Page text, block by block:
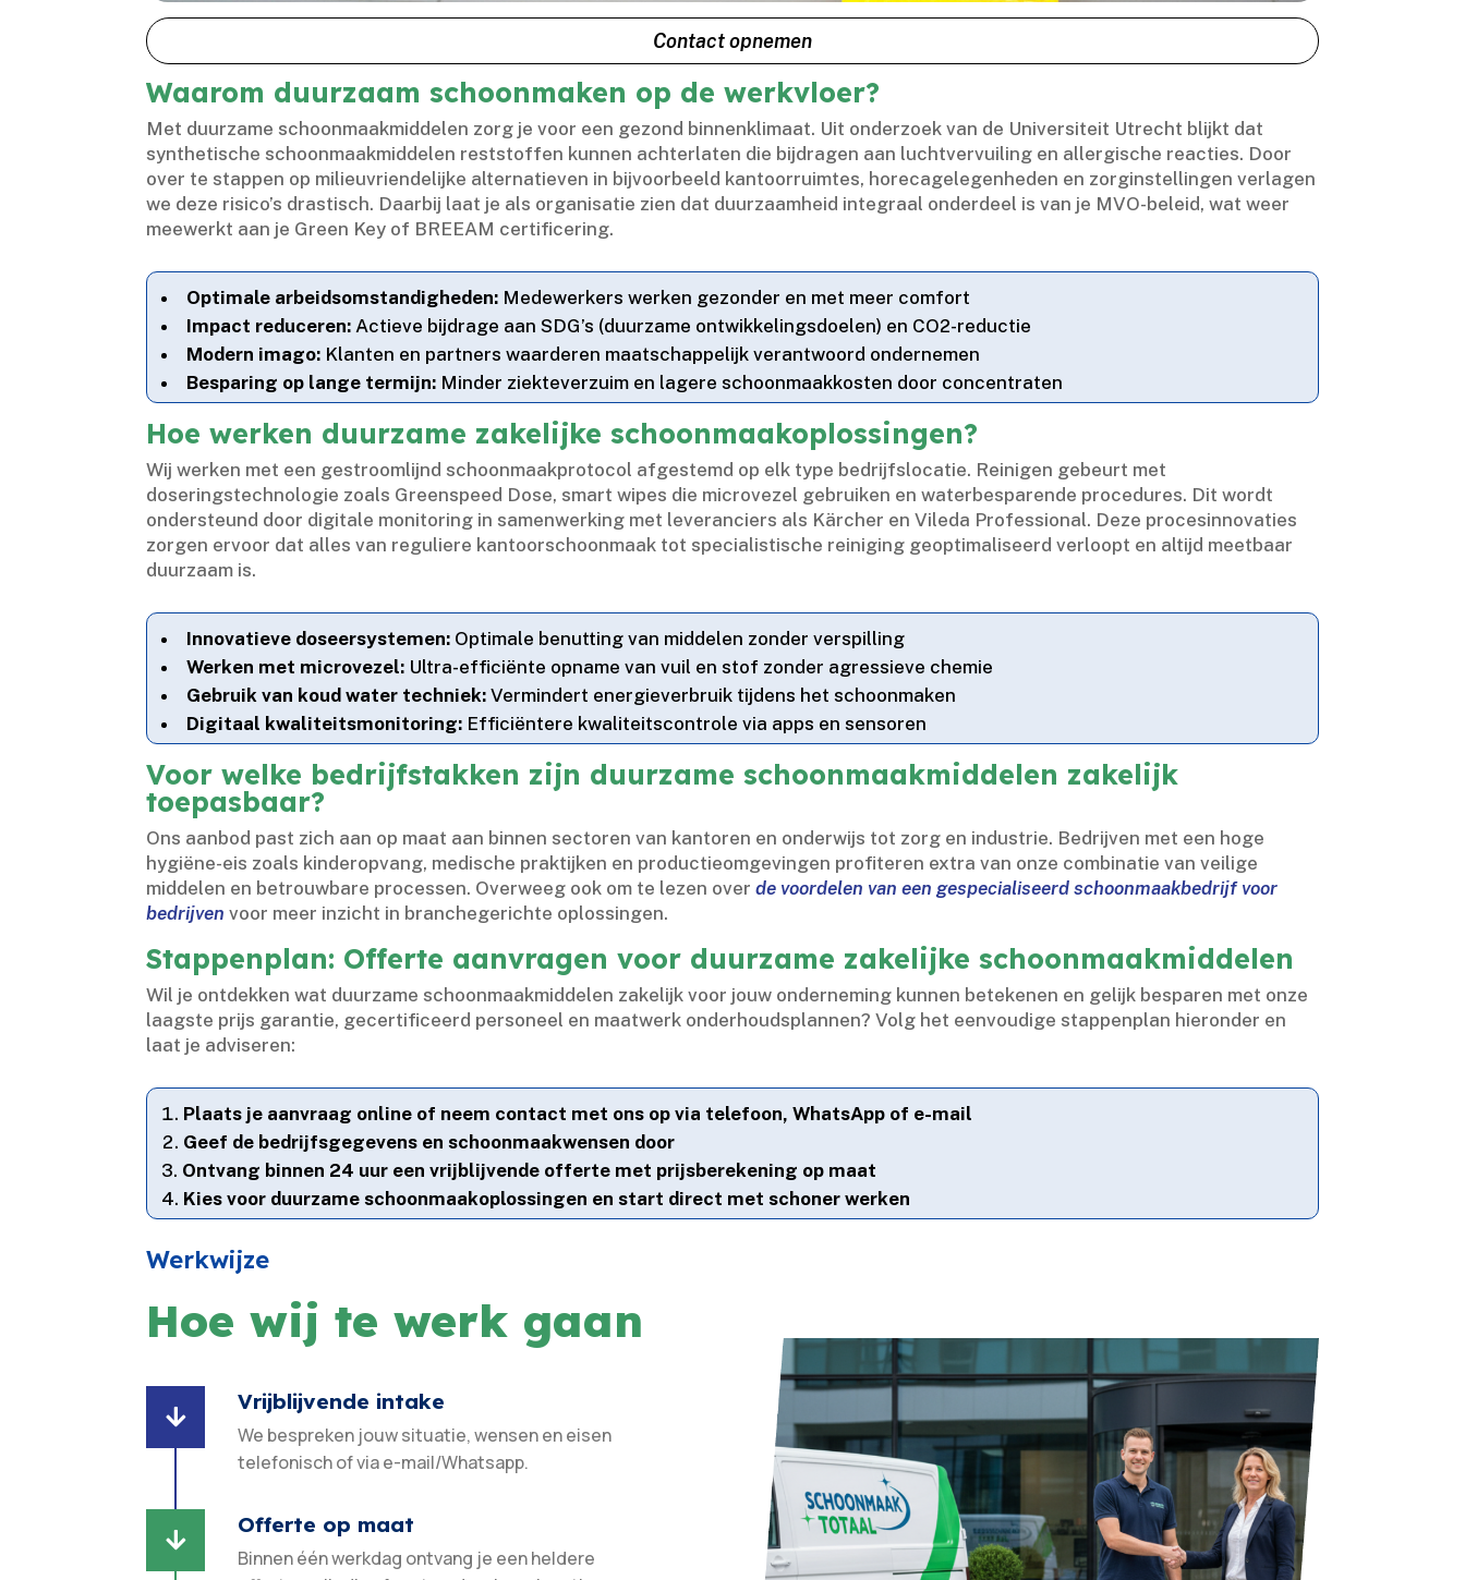
Contact opnemen
Waarom duurzaam schoonmaken op de werkvloer?
Met duurzame schoonmaakmiddelen zorg je voor een gezond binnenklimaat.​ Uit onderzoek van de Universiteit Utrecht blijkt dat
synthetische schoonmaakmiddelen reststoffen kunnen achterlaten die bijdragen aan luchtvervuiling en allergische reacties.​ Door
over te stappen op milieuvriendelijke alternatieven in bijvoorbeeld kantoorruimtes, horecagelegenheden en zorginstellingen verlagen
we deze risico’s drastisch.​ Daarbij laat je als organisatie zien dat duurzaamheid integraal onderdeel is van je MVO-beleid, wat weer
meewerkt aan je Green Key of BREEAM certificering.​
Optimale arbeidsomstandigheden: Medewerkers werken gezonder en met meer comfort
Impact reduceren: Actieve bijdrage aan SDG’s (duurzame ontwikkelingsdoelen) en CO2-reductie
Modern imago: Klanten en partners waarderen maatschappelijk verantwoord ondernemen
Besparing op lange termijn: Minder ziekteverzuim en lagere schoonmaakkosten door concentraten
Hoe werken duurzame zakelijke schoonmaakoplossingen?
Wij werken met een gestroomlijnd schoonmaakprotocol afgestemd op elk type bedrijfslocatie.​ Reinigen gebeurt met
doseringstechnologie zoals Greenspeed Dose, smart wipes die microvezel gebruiken en waterbesparende procedures.​ Dit wordt
ondersteund door digitale monitoring in samenwerking met leveranciers als Kärcher en Vileda Professional.​ Deze procesinnovaties
zorgen ervoor dat alles van reguliere kantoorschoonmaak tot specialistische reiniging geoptimaliseerd verloopt en altijd meetbaar
duurzaam is.​
Innovatieve doseersystemen: Optimale benutting van middelen zonder verspilling
Werken met microvezel: Ultra-efficiënte opname van vuil en stof zonder agressieve chemie
Gebruik van koud water techniek: Vermindert energieverbruik tijdens het schoonmaken
Digitaal kwaliteitsmonitoring: Efficiëntere kwaliteitscontrole via apps en sensoren
Voor welke bedrijfstakken zijn duurzame schoonmaakmiddelen zakelijk
toepasbaar?
Ons aanbod past zich aan op maat aan binnen sectoren van kantoren en onderwijs tot zorg en industrie.​ Bedrijven met een hoge
hygiëne-eis zoals kinderopvang, medische praktijken en productieomgevingen profiteren extra van onze combinatie van veilige
middelen en betrouwbare processen.​ Overweeg ook om te lezen overde voordelen van een gespecialiseerd schoonmaakbedrijf voor
bedrijven voor meer inzicht in branchegerichte oplossingen.​
Stappenplan: Offerte aanvragen voor duurzame zakelijke schoonmaakmiddelen
Wil je ontdekken wat duurzame schoonmaakmiddelen zakelijk voor jouw onderneming kunnen betekenen en gelijk besparen met onze
laagste prijs garantie, gecertificeerd personeel en maatwerk onderhoudsplannen? Volg het eenvoudige stappenplan hieronder en
laat je adviseren:
Plaats je aanvraag online of neem contact met ons op via telefoon, WhatsApp of e-mail
Geef de bedrijfsgegevens en schoonmaakwensen door
Ontvang binnen 24 uur een vrijblijvende offerte met prijsberekening op maat
Kies voor duurzame schoonmaakoplossingen en start direct met schoner werken
Werkwijze
Hoe wij te werk gaan

Vrijblijvende intake
We bespreken jouw situatie, wensen en eisen
telefonisch of via e-mail/Whatsapp.

Offerte op maat
Binnen één werkdag ontvang je een heldere